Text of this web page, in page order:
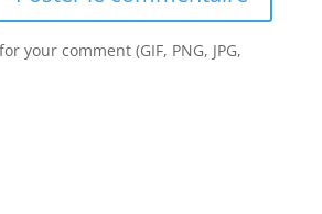
your comment (GIF, PNG, JPG,